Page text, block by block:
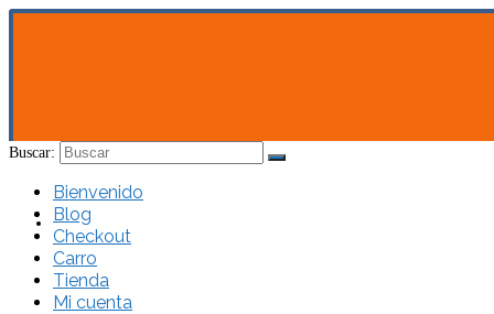
Bienvenido
Buscar:
Bienvenido
Blog
Checkout
Carro
Tienda
Mi cuenta